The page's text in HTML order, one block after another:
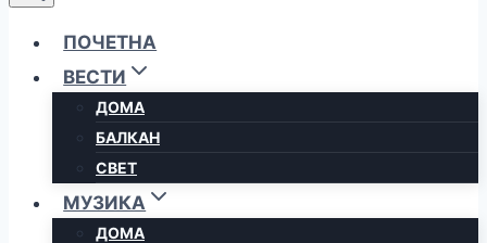
ПОЧЕТНА
ВЕСТИ
ДОМА
БАЛКАН
СВЕТ
МУЗИКА
ДОМА